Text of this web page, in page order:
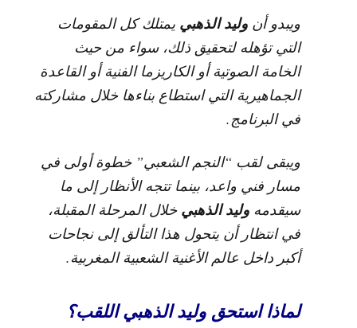
ويبدو أنوليد الذهبي يمتلك كل المقومات
التي تؤهله لتحقيق ذلك، سواء من حيث
الخامة الصوتية أو الكاريزما الفنية أو القاعدة
الجماهيرية التي استطاع بناءها خلال مشاركته
في البرنامج.
ويبقى لقب “النجم الشعبي” خطوة أولى في
مسار فني واعد، بينما تتجه الأنظار إلى ما
سيقدمهوليد الذهبي خلال المرحلة المقبلة،
في انتظار أن يتحول هذا التألق إلى نجاحات
أكبر داخل عالم الأغنية الشعبية المغربية.
لماذا استحق وليد الذهبي اللقب؟